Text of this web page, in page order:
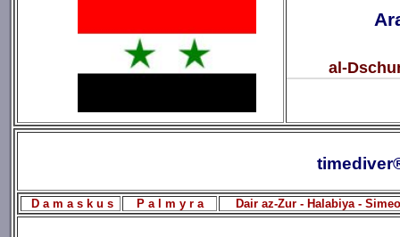
al-
D a m a s k u s P a l m y r a Dair az-Zur - Halabiya -